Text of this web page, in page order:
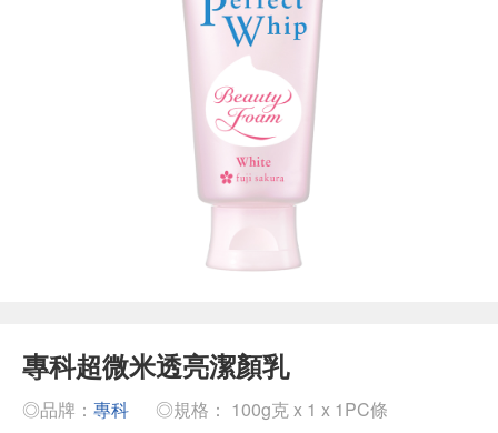
專科超微米透亮潔顏乳
◎品牌： 專科
◎規格： 100g克 x 1 x 1PC條